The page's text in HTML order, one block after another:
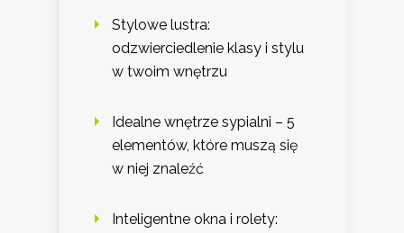
Stylowe lustra:
odzwierciedlenie klasy i stylu
w twoim wnętrzu
Idealne wnętrze sypialni – 5
elementów, które muszą się
w niej znaleźć
Inteligentne okna i rolety: